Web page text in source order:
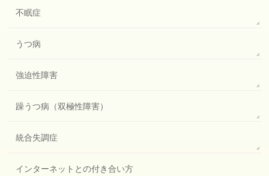
不眠症
うつ病
強迫性障害
躁うつ病（双極性障害）
統合失調症
インターネットとの付き合い方